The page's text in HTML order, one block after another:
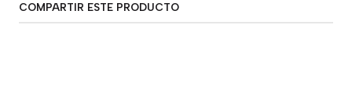
COMPARTIR ESTE PRODUCTO